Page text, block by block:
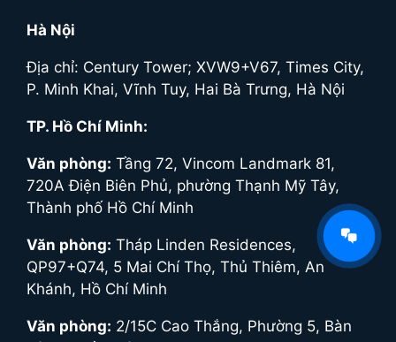
Hà Nội
Địa chỉ: Century Tower; XVW9+V67, Times City,
P. Minh Khai, Vĩnh Tuy, Hai Bà Trưng, Hà Nội
TP. Hồ Chí Minh:
Văn phòng: Tầng 72, Vincom Landmark 81,
720A Điện Biên Phủ, phường Thạnh Mỹ Tây,
Thành phố Hồ Chí Minh
Văn phòng: Tháp Linden Residences,
QP97+Q74, 5 Mai Chí Thọ, Thủ Thiêm, An
Khánh, Hồ Chí Minh
Văn phòng: 2/15C Cao Thắng, Phường 5, Bàn